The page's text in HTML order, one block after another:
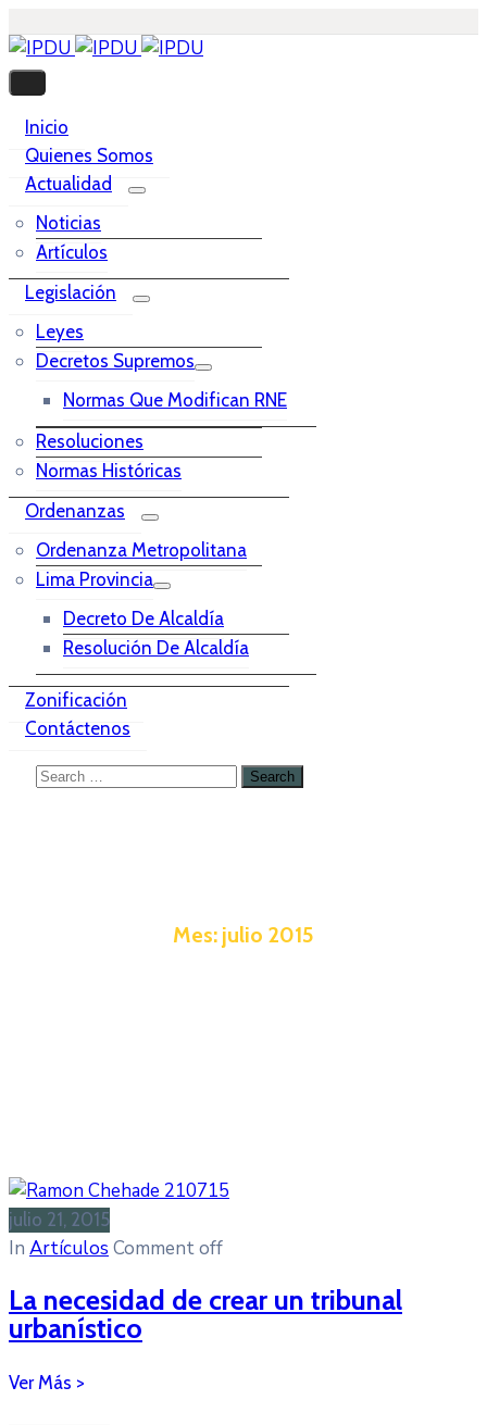
Inicio
Quienes Somos
Actualidad
Noticias
Artículos
Legislación
Leyes
Decretos Supremos
Normas Que Modifican RNE
Resoluciones
Normas Históricas
Ordenanzas
Ordenanza Metropolitana
Lima Provincia
Decreto De Alcaldía
Resolución De Alcaldía
Zonificación
Contáctenos
Mes: julio 2015
julio 21, 2015
In Artículos Comment off
La necesidad de crear un tribunal
urbanístico